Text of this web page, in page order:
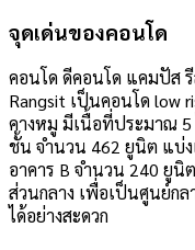
จุดเด่นของคอนโด
คอนโด ดีคอนโด แคมปัส รี
Rangsit เป็นคอนโด low
คางหมู มีเนื้อที่ประมาณ 5
ชั้น จำนวน 462 ยูนิต แบ่
อาคาร B จำนวน 240 ยูนิ
ส่วนกลาง เพื่อเป็นศูนย์ก
ได้อย่างสะดวก